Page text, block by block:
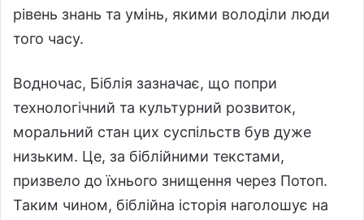
рівень знань та умінь, якими володіли люди
того часу.
Водночас, Біблія зазначає, що попри
технологічний та культурний розвиток,
моральний стан цих суспільств був дуже
низьким. Це, за біблійними текстами,
призвело до їхнього знищення через Потоп.
Таким чином, біблійна історія наголошує на